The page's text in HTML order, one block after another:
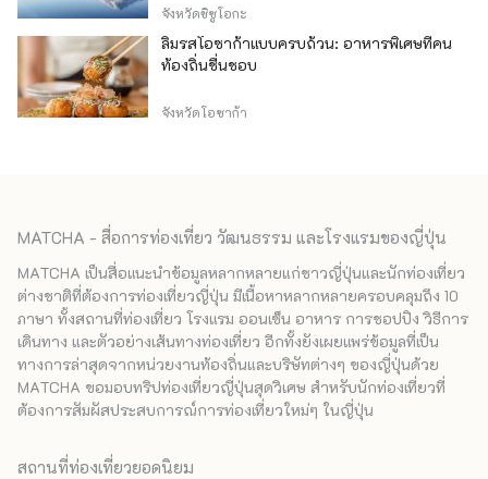
จังหวัดชิซูโอกะ
ลิ้มรสโอซาก้าแบบครบถ้วน: อาหารพิเศษที่คน
ท้องถิ่นชื่นชอบ
จังหวัดโอซาก้า
MATCHA - สื่อการท่องเที่ยว วัฒนธรรม และโรงแรมของญี่ปุ่น
MATCHA เป็นสื่อแนะนำข้อมูลหลากหลายแก่ชาวญี่ปุ่นและนักท่องเที่ยว
ต่างชาติที่ต้องการท่องเที่ยวญี่ปุ่น มีเนื้อหาหลากหลายครอบคลุมถึง 10
ภาษา ทั้งสถานที่ท่องเที่ยว โรงแรม ออนเซ็น อาหาร การชอปปิง วิธีการ
เดินทาง และตัวอย่างเส้นทางท่องเที่ยว อีกทั้งยังเผยแพร่ข้อมูลที่เป็น
ทางการล่าสุดจากหน่วยงานท้องถิ่นและบริษัทต่างๆ ของญี่ปุ่นด้วย
MATCHA ขอมอบทริปท่องเที่ยวญี่ปุ่นสุดวิเศษ สำหรับนักท่องเที่ยวที่
ต้องการสัมผัสประสบการณ์การท่องเที่ยวใหม่ๆ ในญี่ปุ่น
สถานที่ท่องเที่ยวยอดนิยม